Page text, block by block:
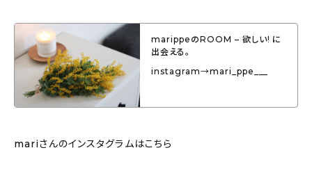
marippeのROOM – 欲しい! に
出会える。
instagram→mari_ppe___
mariさんのインスタグラムはこちら